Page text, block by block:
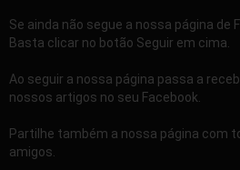
Se ainda não segue a nossa página de
Basta clicar no botão Seguir em cima.
Ao seguir a nossa página passa a
nossos artigos no seu Facebook.
Partilhe também a nossa página com
amigos.